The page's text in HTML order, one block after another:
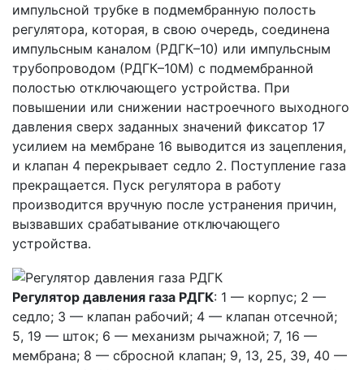
импульсной трубке в подмембранную полость
регулятора, которая, в свою очередь, соединена
импульсным каналом (РДГК–10) или импульсным
трубопроводом (РДГК–10М) с подмембранной
полостью отключающего устройства. При
повышении или снижении настроечного выходного
давления сверх заданных значений фиксатор 17
усилием на мембране 16 выводится из зацепления,
и клапан 4 перекрывает седло 2. Поступление газа
прекращается. Пуск регулятора в работу
производится вручную после устранения причин,
вызвавших срабатывание отключающего
устройства.
Регулятор давления газа РДГК: 1 — корпус; 2 —
седло; 3 — клапан рабочий; 4 — клапан отсечной;
5, 19 — шток; 6 — механизм рычажной; 7, 16 —
мембрана; 8 — сбросной клапан; 9, 13, 25, 39, 40 —